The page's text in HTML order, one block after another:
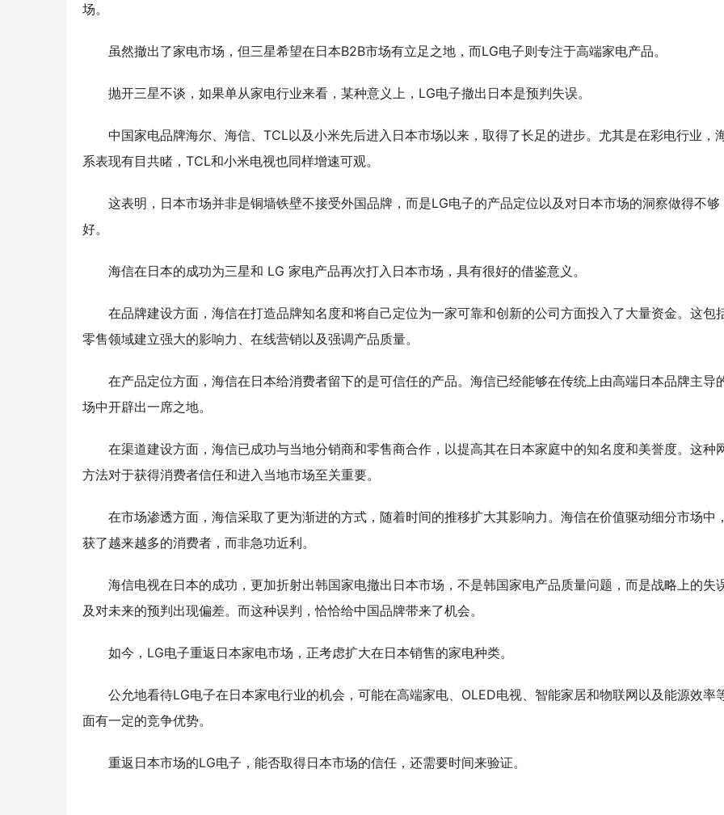
场。
虽然撤出了家电市场，但三星希望在日本B2B市场有立足之地，而LG电子则专注于高端家电产品。
抛开三星不谈，如果单从家电行业来看，某种意义上， LG电子撤出日本是预判失误。
中国家电品牌海尔、海信、 TCL以及小米先后进入日本市场以来，取得了长足的进步。尤其是在彩电行业，
系表现有目共睹， TCL和小米电视也同样增速可观。
这表明，日本市场并非是铜墙铁壁不接受外国品牌，而是LG电子的产品定位以及对日本市场的洞察做得不够
好。
海信在日本的成功为三星和 LG 家电产品再次打入日本市场，具有很好的借鉴意义 。
在品牌建设方面， 海信在打造品牌知名度和将自己定位为一家可靠和创新的公司方面投入了大量资金。这包
零售领域建立强大的影响力、在线营销以及强调产品质量。
在产品定位方面， 海信在日本给消费者留下的是可信任的产品。 海信已经能够在传统上由高端日本品牌主导
场中开辟出一席之地。
在渠道建设方面， 海信已成功与当地分销商和零售商合作，以提高其在日本家庭中的知名度和美誉度。这种
方法对于获得消费者信任和进入当地市场至关重要。
在市场渗透方面， 海信采取了更为渐进的方式，随着时间的推移扩大其影响力。海信在价值驱动细分市场中
获了越来越多的消费者，而非急功近利。
海信电视在日本的成功，更加折射出韩国家电撤出日本市场，不是韩国家电产品质量问题，而是战略上的失
及对未来的预判出现偏差。而这种误判，恰恰给中国品牌带来了机会。
如今， LG电子重返日本家电市场，正考虑扩大在日本销售的家电种类。
公允地看待LG电子在日本家电行业的机会，可能在高端家电、 OLED电视、智能家居和物联网以及能源效率
面有一定的竞争优势。
重返日本市场的LG电子，能否取得日本市场的信任，还需要时间来验证。